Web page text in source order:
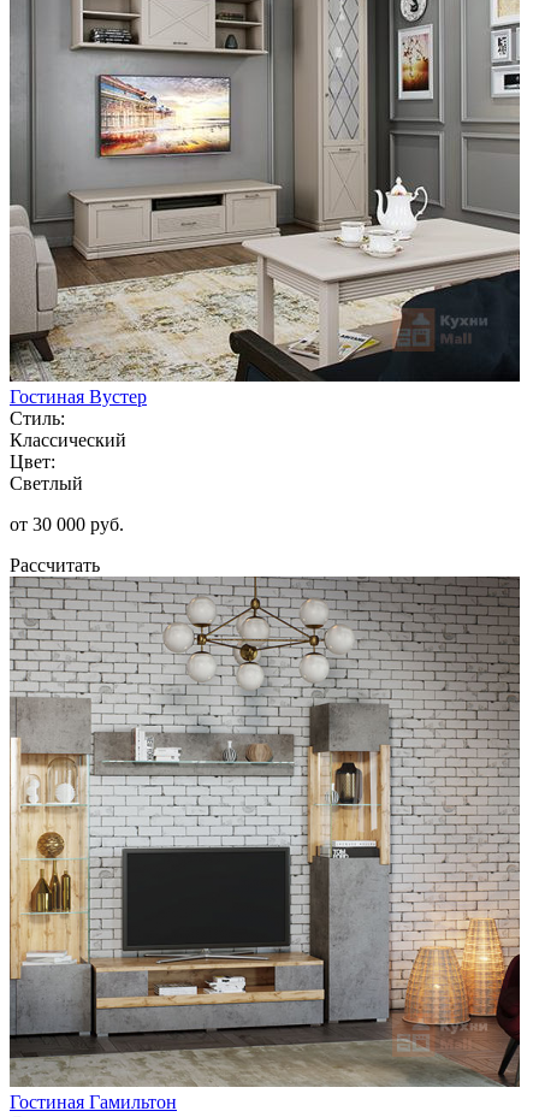
Гостиная Вустер
Стиль:
Классический
Цвет:
Светлый
от 30 000 руб.
Рассчитать
Гостиная Гамильтон